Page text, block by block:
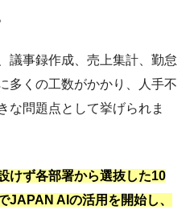
議事録作成、売上集計、勤怠
多くの工数がかかり、人手不
な問題点として挙げられま
けず各部署から選抜した10
JAPAN AIの活用を開始し、